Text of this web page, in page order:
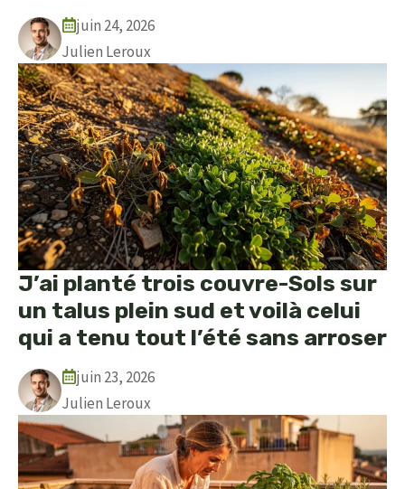
juin 24, 2026
Julien Leroux
J’ai planté trois couvre-Sols sur
un talus plein sud et voilà celui
qui a tenu tout l’été sans arroser
juin 23, 2026
Julien Leroux